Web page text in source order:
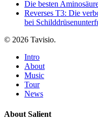
Die besten
Reverses T3: Die
bei
© 2026 Tavisio.
Close
Menu
Intro
About
Music
Tour
News
About Salient